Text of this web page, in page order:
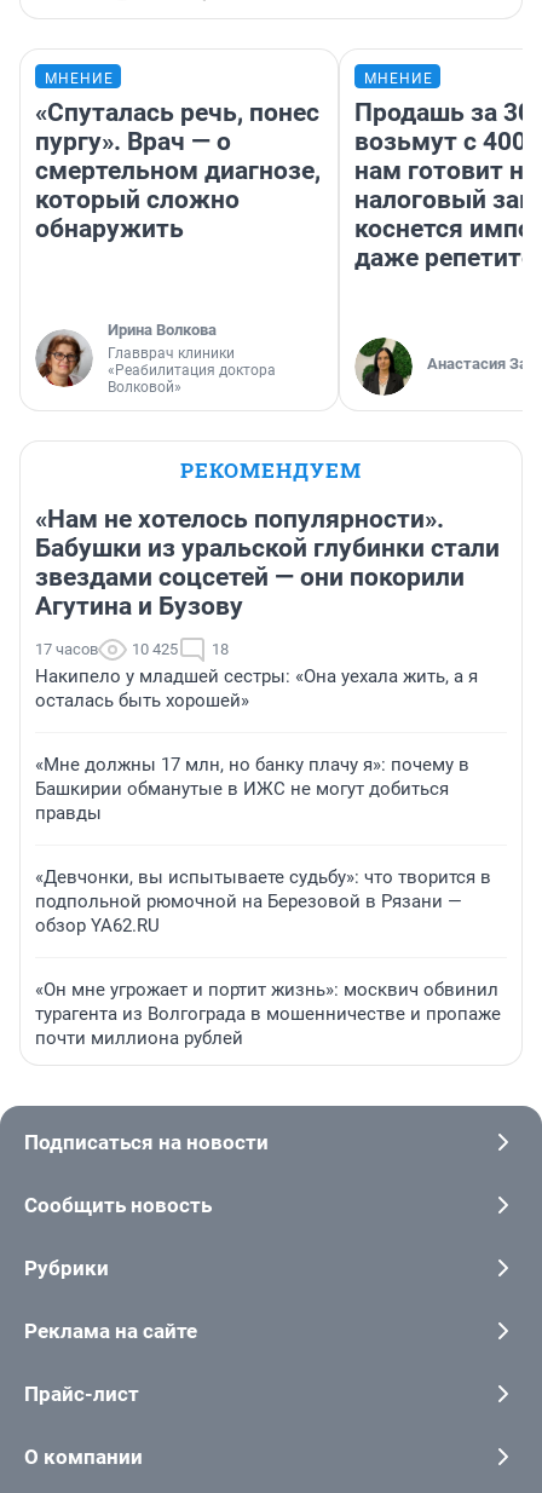
МНЕНИЕ
«Спуталась речь, понес
пургу». Врач — о
смертельном диагнозе,
который сложно
обнаружить
Ирина Волкова
Главврач клиники
«Реабилитация доктора
Волковой»
МНЕНИЕ
Продашь за
возьмут с
нам готовит
налоговый
коснется
даже
Анастасия
РЕКОМЕНДУЕМ
«Нам не хотелось популярности».
Бабушки из уральской глубинки стали
звездами соцсетей — они покорили
Агутина и Бузову
17 часов 10 425 18
Накипело у младшей сестры: «Она уехала жить, а я
осталась быть хорошей»
«Мне должны 17 млн, но банку плачу я»: почему в
Башкирии обманутые в ИЖС не могут добиться
правды
«Девчонки, вы испытываете судьбу»: что творится в
подпольной рюмочной на Березовой в Рязани —
обзор YA62.RU
«Он мне угрожает и портит жизнь»: москвич обвинил
турагента из Волгограда в мошенничестве и пропаже
почти миллиона рублей
Подписаться на новости
Сообщить новость
Рубрики
Реклама на сайте
Прайс-лист
О компании